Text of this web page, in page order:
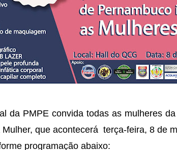
da PMPE convida todas as mulheres
que acontecerá terça-feira, 8 de
programação abaixo: